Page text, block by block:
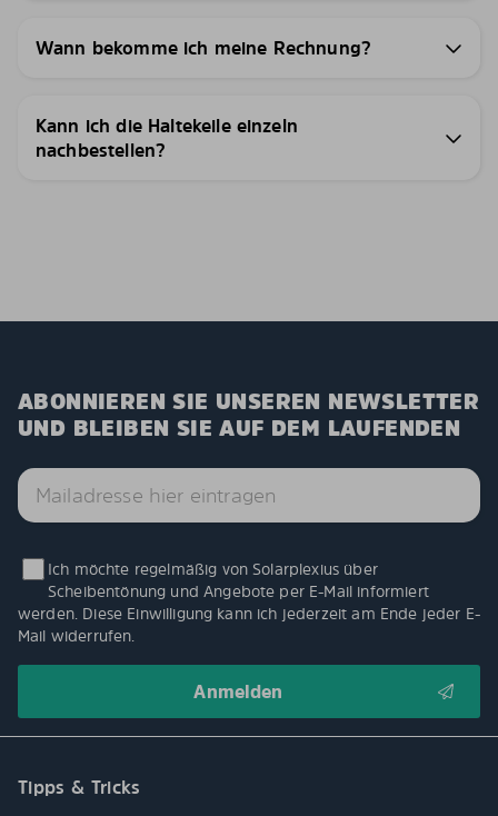
Wann bekomme ich meine Rechnung?
Kann ich die Haltekeile einzeln
nachbestellen?
ABONNIEREN SIE UNSEREN NEWSLETTER
UND BLEIBEN SIE AUF DEM LAUFENDEN
Ich möchte regelmäßig von Solarplexius über
Scheibentönung und Angebote per E-Mail informiert
werden. Diese Einwilligung kann ich jederzeit am Ende jeder E-
Mail widerrufen.
Tipps & Tricks